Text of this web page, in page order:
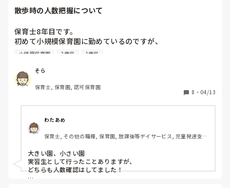
不満に思ってる
散歩時の人数把握について
保育士8年目です。
初めて小規模保育園に勤めているのですが、
散歩時の人数把握に関して決まりがなく、
皆さんの園ではどのように人数確認を行っていますか？
小規模保育園 2歳児 1歳児
そら
保育士, 保育園, 認可保育園
8 ・ 04/13
わたあめ
保育士, その他の職種, 保育園, 放課後等デイサービス, 児童発達支援
大きい園、小さい園
実習生として行ったことありますが、
どちらも人数確認はしてました！